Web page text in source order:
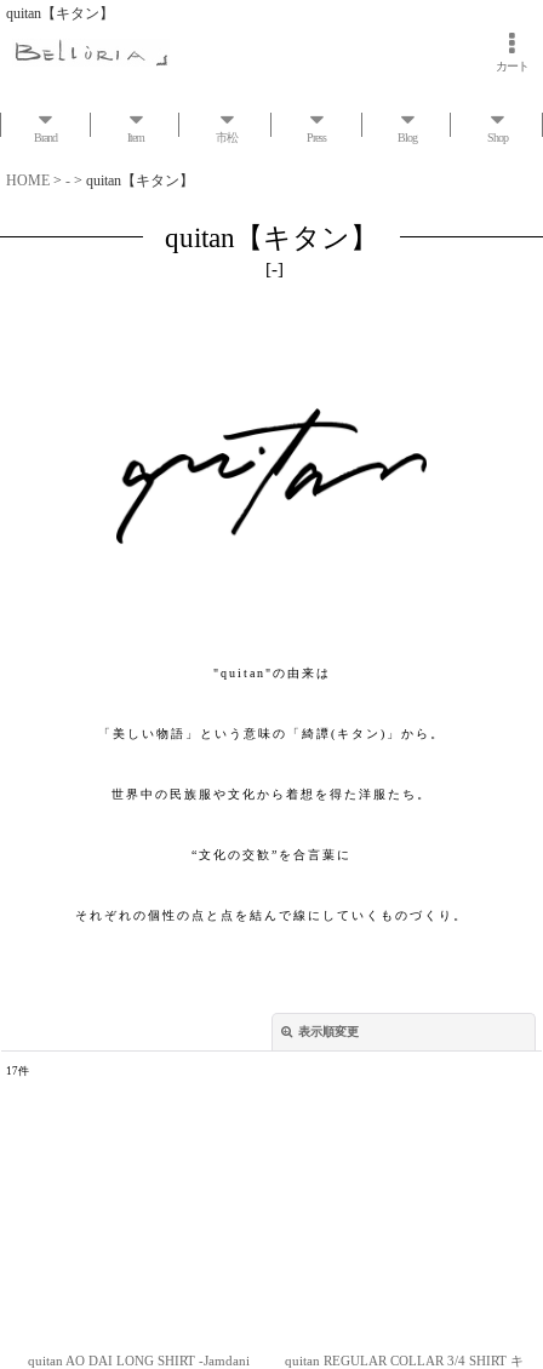
quitan【キタン】
カート
Brand Item 市松 Press Blog Shop
HOME > - > quitan【キタン】
quitan【キタン】
[-]
"quitan"の由来は
「美しい物語」という意味の「綺譚(キタン)」から。
世界中の民族服や文化から着想を得た洋服たち。
“文化の交歓”を合言葉に
それぞれの個性の点と点を結んで線にしていくものづくり。
表示順変更
17件
quitan AO DAI LONG SHIRT -Jamdani
quitan REGULAR COLLAR 3/4 SHIRT キ